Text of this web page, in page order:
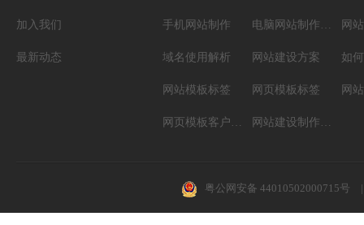
加入我们
最新动态
手机网站制作 电脑网站制作设计 网
域名使用解析 网站建设方案 如
网站模板标签 网页模板标签
网页模板客户案例 网站建设制作知识
粤公网安备 44010502000715号 |